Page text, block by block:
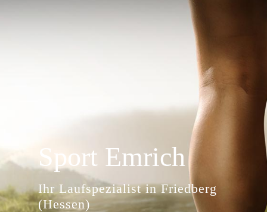
Sport Emrich
Ihr Laufspezialist in Friedberg
(Hessen)